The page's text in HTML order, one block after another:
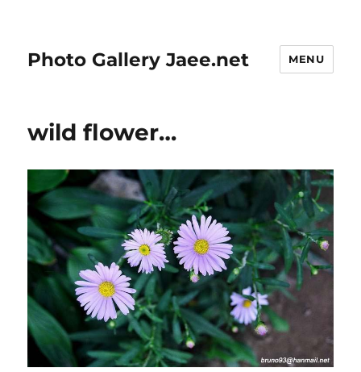
Photo Gallery Jaee.net MENU
wild flower…